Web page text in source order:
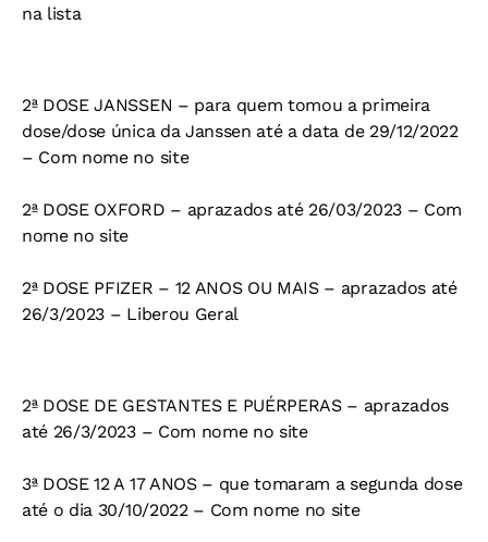
na lista
2ª DOSE JANSSEN – para quem tomou a primeira
dose/dose única da Janssen até a data de 29/12/2022
– Com nome no site
2ª DOSE OXFORD – aprazados até 26/03/2023 – Com
nome no site
2ª DOSE PFIZER – 12 ANOS OU MAIS – aprazados até
26/3/2023 – Liberou Geral
2ª DOSE DE GESTANTES E PUÉRPERAS – aprazados
até 26/3/2023 – Com nome no site
3ª DOSE 12 A 17 ANOS – que tomaram a segunda dose
até o dia 30/10/2022 – Com nome no site